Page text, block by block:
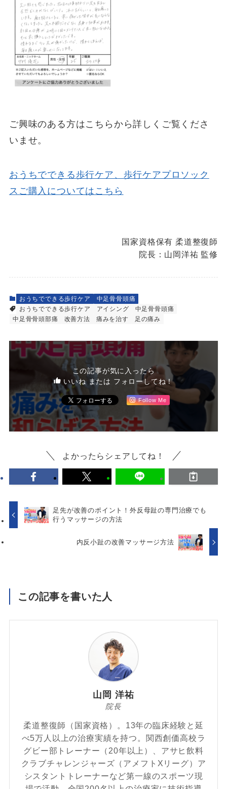
ご興味のある方はこちらから詳しくご覧くださ
いませ。
おうちでできる歩行ケア、歩行ケアプロソック
スご購入についてはこちら
国家資格保有 柔道整復師
院長：山岡洋祐 監修
おうちでできる歩行ケア
中足骨骨頭痛
おうちでできる歩行ケア
アイシング
中足骨骨頭痛
中足骨骨頭部痛
改善方法 痛みを治す 足の痛み
この記事が気に入ったら
いいね または フォローしてね！
Follow Me
よかったらシェアしてね！
足先が改善のポイント！外反母趾の専門治療でも
行うマッサージの方法
内反小趾の改善マッサージ方法
この記事を書いた人
山岡 洋祐
院長
柔道整復師（国家資格）。13年の臨床経験と延
べ5万人以上の治療実績を持つ。関西創価高校ラ
グビー部トレーナー（20年以上）、アサヒ飲料
クラブチャレンジャーズ（アメフトXリーグ）ア
シスタントトレーナーなど第一線のスポーツ現